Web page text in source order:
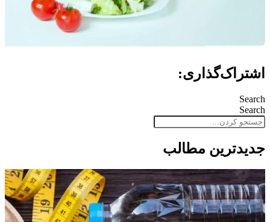
اشتراک‌گذاری:
Search
Search
جدید‌ترین مطالب